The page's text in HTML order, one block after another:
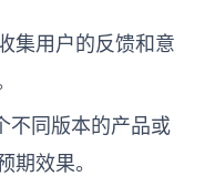
集用户的反馈和意
不同版本的产品或
期效果。